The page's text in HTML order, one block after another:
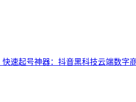
速起号神器：抖音黑科技云端数字商